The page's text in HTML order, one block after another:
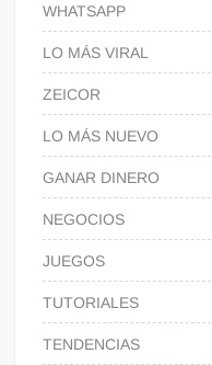
WHATSAPP
LO MÁS VIRAL
ZEICOR
LO MÁS NUEVO
GANAR DINERO
NEGOCIOS
JUEGOS
TUTORIALES
TENDENCIAS